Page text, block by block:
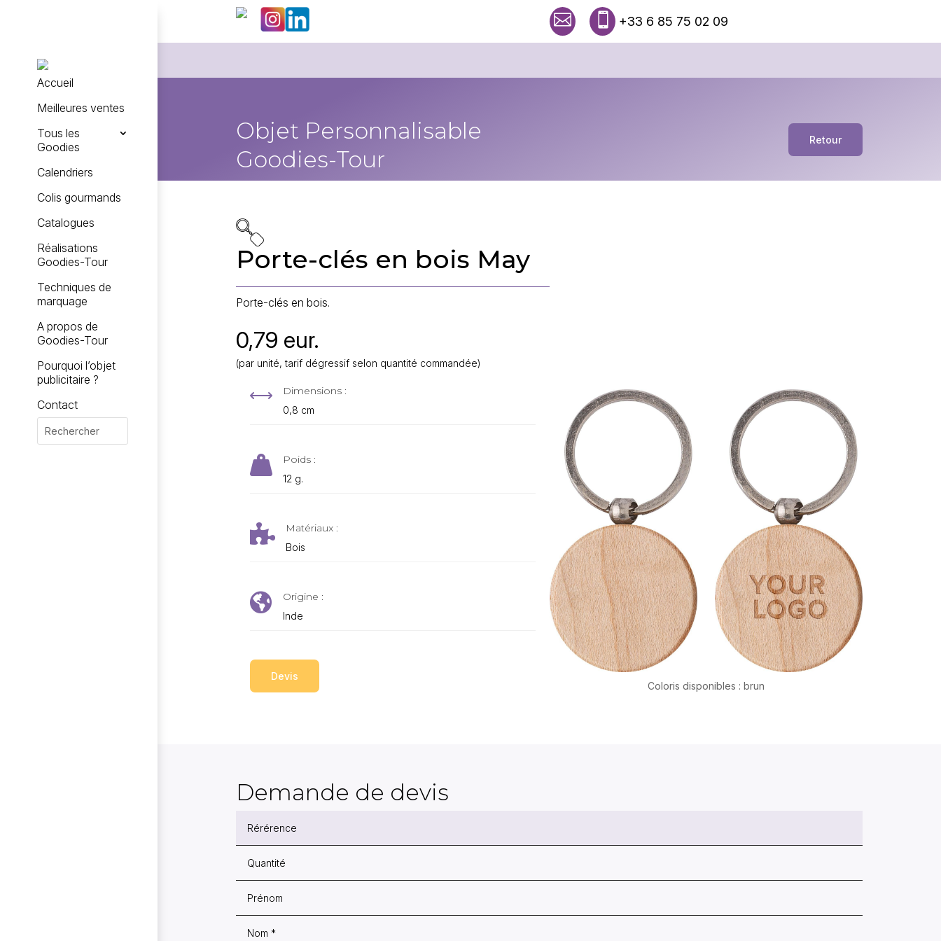
  +33 6 85 75 02 09
Accueil
Meilleures ventes
Tous les
Goodies
Calendriers
Colis gourmands
Catalogues
Réalisations
Goodies-Tour
Techniques de
marquage
A propos de
Goodies-Tour
Pourquoi l’objet
publicitaire ?
Contact
Objet Personnalisable
Goodies-Tour
Retour
Porte-clés en bois May
Porte-clés en bois.
0,79 eur.
(par unité, tarif dégressif selon quantité commandée)
, Dimensions :
0,8 cm
 Poids :
12 g.
 Matériaux :
Bois
 Origine :
Inde
Devis
Coloris disponibles : brun
Demande de devis